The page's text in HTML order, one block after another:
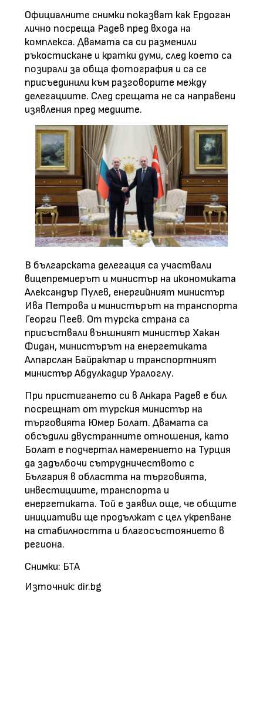
Официалните снимки показват как Ердоган
лично посреща Радев пред входа на
комплекса. Двамата са си разменили
ръкостискане и кратки думи, след което са
позирали за обща фотография и са се
присъединили към разговорите между
делегациите. След срещата не са направени
изявления пред медиите.
В българската делегация са участвали
вицепремиерът и министър на икономиката
Александър Пулев, енергийният министър
Ива Петрова и министърът на транспорта
Георги Пеев. От турска страна са
присъствали външният министър Хакан
Фидан, министърът на енергетиката
Алпарслан Байрактар и транспортният
министър Абдулкадир Уралоглу.
При пристигането си в Анкара Радев е бил
посрещнат от турския министър на
търговията Юмер Болат. Двамата са
обсъдили двустранните отношения, като
Болат е подчертал намерението на Турция
да задълбочи сътрудничеството с
България в областта на търговията,
инвестициите, транспорта и
енергетиката. Той е заявил още, че общите
инициативи ще продължат с цел укрепване
на стабилността и благосъстоянието в
региона.
Снимки: БТА
Източник: dir.bg